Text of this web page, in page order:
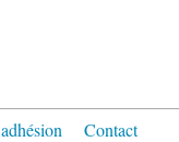
adhésion Contact